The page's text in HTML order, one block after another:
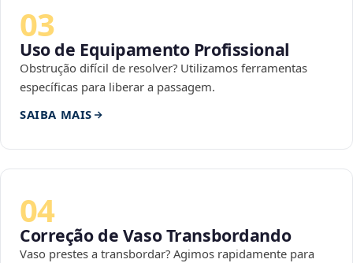
03
Uso de Equipamento Profissional
Obstrução difícil de resolver? Utilizamos ferramentas
específicas para liberar a passagem.
SAIBA MAIS
04
Correção de Vaso Transbordando
Vaso prestes a transbordar? Agimos rapidamente para